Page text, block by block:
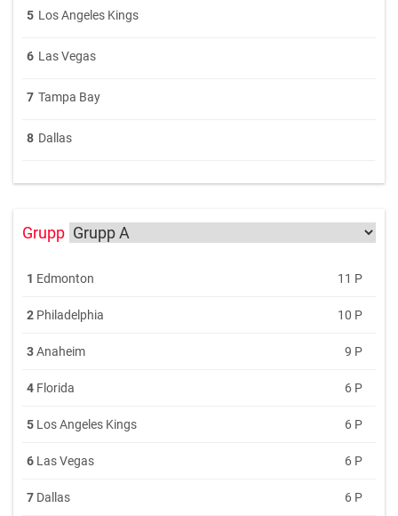
5 Los Angeles Kings
6 Las Vegas
7 Tampa Bay
8 Dallas
Grupp
1 Edmonton 11 P
2 Philadelphia 10 P
3Anaheim 9 P
4 Florida 6 P
5 Los Angeles Kings 6 P
6 Las Vegas 6 P
7 Dallas 6 P